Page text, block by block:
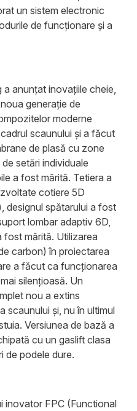
un sistem electronic
de funcționare și a
anunțat inovațiile cheie,
generație de
moderne
scaunului și a făcut
de plasă cu zone
setări individuale
a fost mărită. Tetiera a
cotiere 5D
designul spătarului a fost
lombar adaptiv 6D,
fost mărită. Utilizarea
carbon) în proiectarea
a făcut ca funcționarea
silențioasă. Un
nou a extins
scaunului și, nu în ultimul
Versiunea de bază a
cu un gaslift clasa
de podele dure.
inovator FPC (Functional